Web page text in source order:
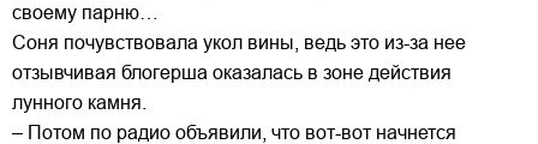
своему парню…
Соня почувствовала укол вины, ведь это из-за нее
отзывчивая блогерша оказалась в зоне действия
лунного камня.
– Потом по радио объявили, что вот-вот начнется